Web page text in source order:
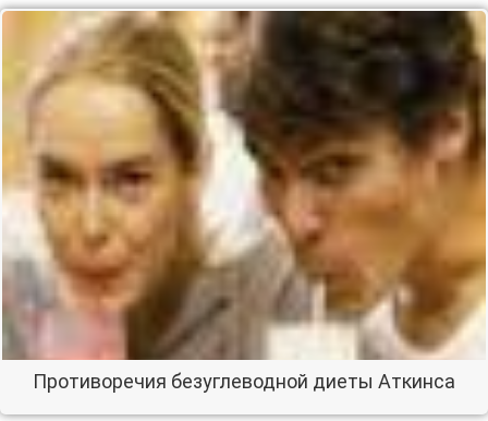
Противоречия безуглеводной диеты Аткинса